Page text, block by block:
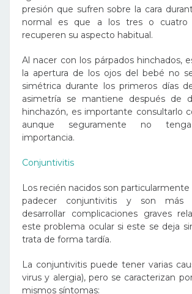
presión que sufren sobre la cara
normal es que a los tres o cuatro
recuperen su aspecto habitual.
Al nacer con los párpados hinchados,
la apertura de los ojos del bebé no
simétrica durante los primeros días
asimetría se mantiene después de
hinchazón, es importante consultarlo
aunque seguramente no tenga
importancia.
Conjuntivitis
Los recién nacidos son particularmente
padecer conjuntivitis y son más
desarrollar complicaciones graves
este problema ocular si este se deja
trata de forma tardía.
La conjuntivitis puede tener varias
virus y alergia), pero se caracterizan
mismos síntomas: